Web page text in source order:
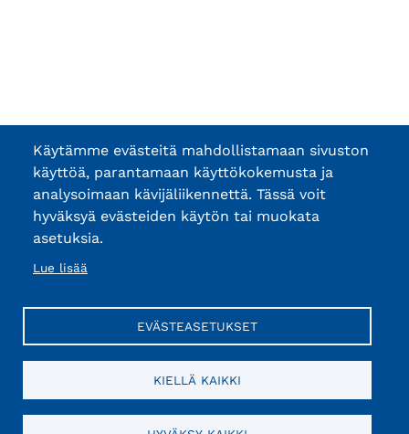
Käytämme evästeitä mahdollistamaan sivuston
käyttöä, parantamaan käyttökokemusta ja
analysoimaan kävijäliikennettä. Tässä voit
hyväksyä evästeiden käytön tai muokata
asetuksia.
Lue lisää
EVÄSTEASETUKSET
KIELLÄ KAIKKI